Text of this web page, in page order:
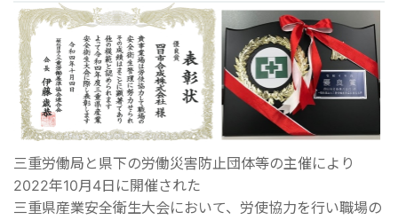
三重労働局と県下の労働災害防止団体等の主催により
2022年10月4日に開催された
三重県産業安全衛生大会において、労使協力を行い職場の